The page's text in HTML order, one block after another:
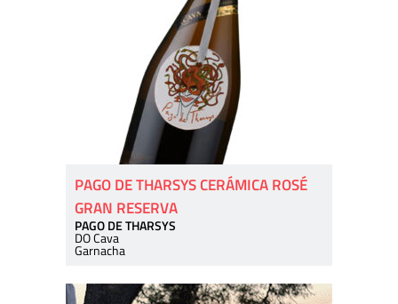
PAGO DE THARSYS CERÁMICA ROSÉ
GRAN RESERVA
PAGO DE THARSYS
DO Cava
Garnacha